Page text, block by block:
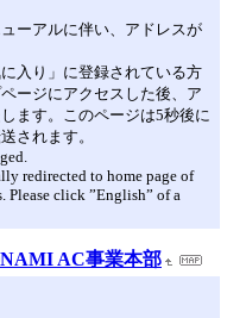
ーアルに伴い、アドレスが
入り」に登録されている方
ージにアクセスした後、ア
ます。このページは5秒後に
されます。
redirected to home page of
Please click ”English” of a
AC事業本部